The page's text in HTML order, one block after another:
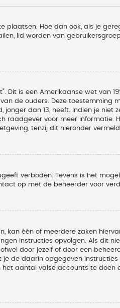
Hoe dan ook, als je
lid worden van
Dit is een Amerikaanse wet van
de ouders. Deze toestemming
dan 13, heeft. Indien je
voor meer informatie.
tenzij dit hieronder
verboden. Tevens is het
op met de beheerder voor
één of meerdere zaken
instructies opvolgen. Als dit
door jezelf of door een
de daarin opgegeven
aantal valse accounts te